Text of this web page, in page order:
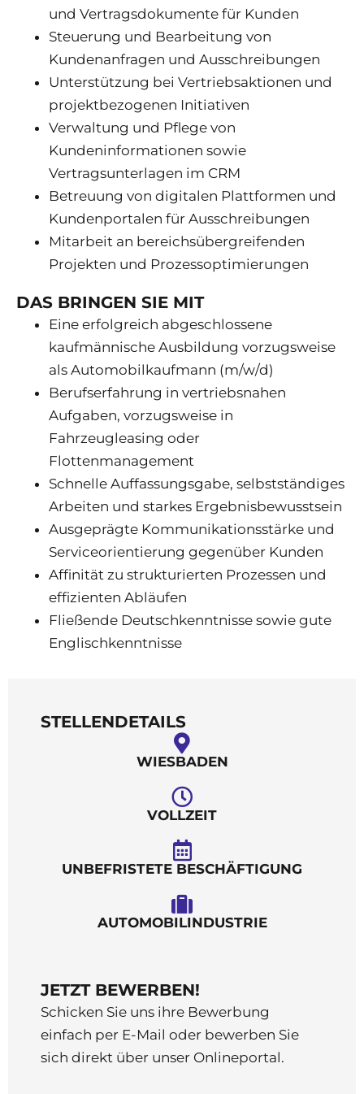
und Vertragsdokumente für Kunden
Steuerung und Bearbeitung von
Kundenanfragen und Ausschreibungen
Unterstützung bei Vertriebsaktionen und
projektbezogenen Initiativen
Verwaltung und Pflege von
Kundeninformationen sowie
Vertragsunterlagen im CRM
Betreuung von digitalen Plattformen und
Kundenportalen für Ausschreibungen
Mitarbeit an bereichsübergreifenden
Projekten und Prozessoptimierungen
DAS BRINGEN SIE MIT
Eine erfolgreich abgeschlossene
kaufmännische Ausbildung vorzugsweise
als Automobilkaufmann (m/w/d)
Berufserfahrung in vertriebsnahen
Aufgaben, vorzugsweise in
Fahrzeugleasing oder
Flottenmanagement
Schnelle Auffassungsgabe, selbstständiges
Arbeiten und starkes Ergebnisbewusstsein
Ausgeprägte Kommunikationsstärke und
Serviceorientierung gegenüber Kunden
Affinität zu strukturierten Prozessen und
effizienten Abläufen
Fließende Deutschkenntnisse sowie gute
Englischkenntnisse
STELLENDETAILS
WIESBADEN
VOLLZEIT
UNBEFRISTETE BESCHÄFTIGUNG
AUTOMOBILINDUSTRIE
JETZT BEWERBEN!
Schicken Sie uns ihre Bewerbung
einfach per E-Mail oder bewerben Sie
sich direkt über unser Onlineportal.